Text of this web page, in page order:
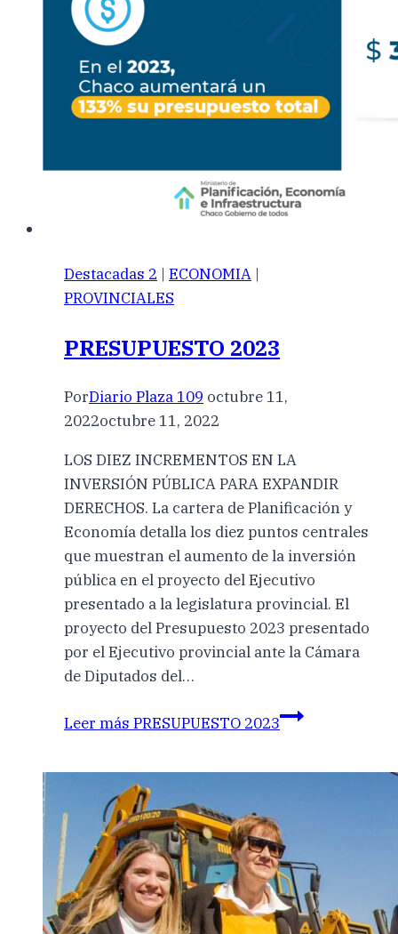
Destacadas 2 | ECONOMIA |
PROVINCIALES
PRESUPUESTO 2023
PorDiario Plaza 109 octubre 11,
2022octubre 11, 2022
LOS DIEZ INCREMENTOS EN LA
INVERSIÓN PÚBLICA PARA EXPANDIR
DERECHOS. La cartera de Planificación y
Economía detalla los diez puntos centrales
que muestran el aumento de la inversión
pública en el proyecto del Ejecutivo
presentado a la legislatura provincial. El
proyecto del Presupuesto 2023 presentado
por el Ejecutivo provincial ante la Cámara
de Diputados del…
Leer más PRESUPUESTO 2023